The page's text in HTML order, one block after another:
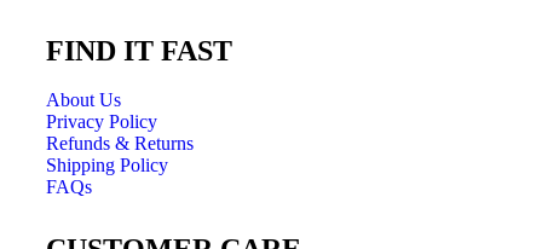
FIND IT FAST
About Us
Privacy Policy
Refunds & Returns
Shipping Policy
FAQs